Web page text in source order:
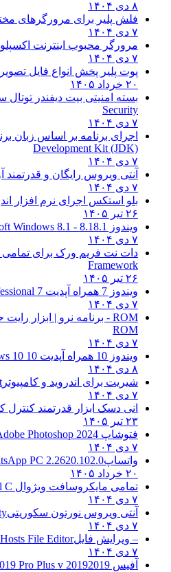
فلش پلیر برای مرورگرهای
مرورگر محبوب اینترنت
پوت پلیر پخش انواع فایل
۲۰ خرداد ۱۴۰۵
بسته امنیتی بیت دیفندر توتال
Security
اجرای برنامه بر اساس زبان
Development Kit (JDK)
آنتی ویروس رایگان و قدرتمند
بلو استکس اجرای نرم افزار
۲۶ تیر ۱۴۰۵
ویندوز 8.18.1 - Microsoft Windows 8.1
دات نت فریم ورک برای تمامی
Framework
۲۶ تیر ۱۴۰۵
ویندوز 7 همراه آپدیت 7 SP1
ROM - برنامه نرو | ابزار رایت حرفه ای و
ROM
ویندوز 10 همراه آپدیت 10 22H2
10
شیریت برای اندروید و کامپیوتر
انی دسک ابزار قدرتمند کنترل
۲۳ تیر ۱۴۰۵
فتوشاپ CC 2025Adobe Photoshop 2024
واتساپPC 2.2620.102.0
۲۰ خرداد ۱۴۰۵
تمامی مایکروسافت ویژوال C
آنتی ویروس نورتون سکوریتی
– ویرایش فایلHosts File Editor+
آفیس 2019 2019 Microsoft Office 2019 Pro Plus v